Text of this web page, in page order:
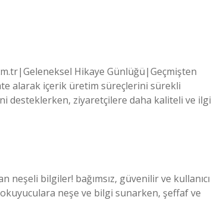
Hikaye Günlüğü|Geçmişten
alarak içerik üretim süreçlerini sürekli
desteklerken, ziyaretçilere daha kaliteli ve ilgi
bilgiler! bağımsız, güvenilir ve kullanıcı
neşe ve bilgi sunarken, şeffaf ve